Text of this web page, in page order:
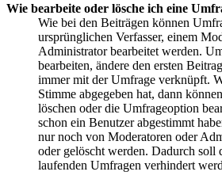
Wie bearbeite oder lösche ich eine
Wie bei den Beiträgen können
ursprünglichen Verfasser, einem
Administrator bearbeitet werden.
bearbeiten, ändere den ersten
immer mit der Umfrage verknüpft.
Stimme abgegeben hat, dann
löschen oder die Umfrageoption
schon ein Benutzer abgestimmt
nur noch von Moderatoren oder
oder gelöscht werden. Dadurch soll
laufenden Umfragen verhindert